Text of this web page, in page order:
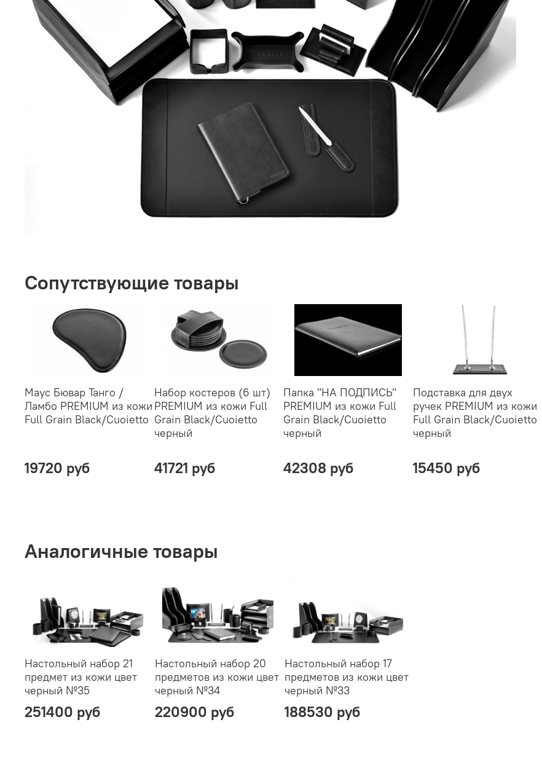
Сопутствующие товары
Маус Бювар Танго /
Ламбо PREMIUM из кожи
Full Grain Black/Cuoietto
19720 руб
Набор костеров (6 шт)
PREMIUM из кожи Full
Grain Black/Cuoietto
черный
41721 руб
Папка "НА ПОДПИСЬ"
PREMIUM из кожи Full
Grain Black/Cuoietto
черный
42308 руб
Подставка для двух
ручек PREMIUM из кожи
Full Grain Black/Cuoietto
черный
15450 руб
Аналогичные товары
Настольный набор 21
предмет из кожи цвет
черный №35
251400 руб
Настольный набор 20
предметов из кожи цвет
черный №34
220900 руб
Настольный набор 17
предметов из кожи цвет
черный №33
188530 руб